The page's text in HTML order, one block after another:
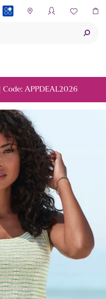
| Code: APPDEAL2026